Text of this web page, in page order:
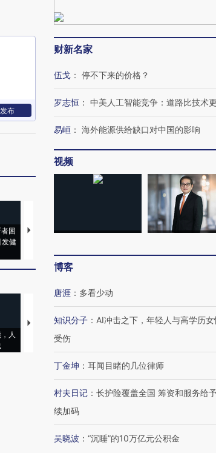
发布
困
发健
马航飞行员跨国走私7万
要防空导弹“救急”
人
【推广】走进第四届链博
会，让数智科技“链”接产
财新名家
伍戈 ： 停不下来的价格？
罗志恒 ： 中美人工智能竞争：道路比技术
易峘 ： 海外能源供给缺口对中国的影响
视频
博客
唐涯 ： 多看少动
知识分子 ： AI冲击之下，年轻人与高学历女
受伤
丁金坤 ： 耳闻目睹的几位律师
村夫日记 ： 长护险覆盖全国 筹资和服务给
续加码
吴晓波 ： “沉睡”的10万亿元公积金